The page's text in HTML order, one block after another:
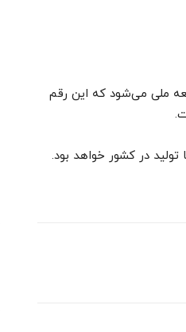
توسعه ملی می‌شود که این رقم